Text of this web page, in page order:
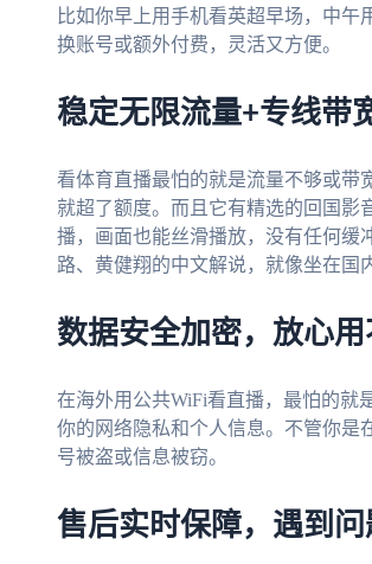
比如你早上用手机看英超早场，中
换账号或额外付费，灵活又方便。
稳定无限流量+专线带
看体育直播最怕的就是流量不够或带
就超了额度。而且它有精选的回国
播，画面也能丝滑播放，没有任何缓
路、黄健翔的中文解说，就像坐在国
数据安全加密，放心
在海外用公共WiFi看直播，最怕的就
你的网络隐私和个人信息。不管你是
号被盗或信息被窃。
售后实时保障，遇到